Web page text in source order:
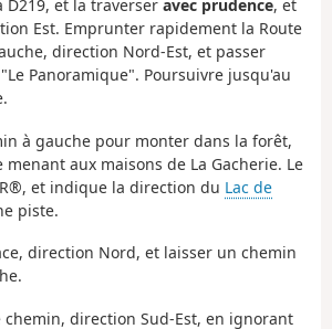
D219, et la traverser avec prudence, et
Est. Emprunter rapidement la Route
direction Nord-Est, et passer
Panoramique". Poursuivre jusqu'au
à gauche pour monter dans la forêt,
aux maisons de La Gacherie. Le
et indique la direction du Lac de
piste.
direction Nord, et laisser un chemin
direction Sud-Est, en ignorant